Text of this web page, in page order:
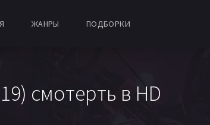
ЖАНРЫ ПОДБОРКИ
смотерть в HD